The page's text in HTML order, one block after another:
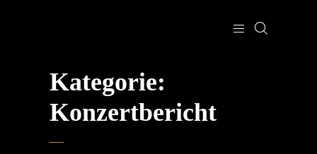
Kategorie:
Konzertbericht